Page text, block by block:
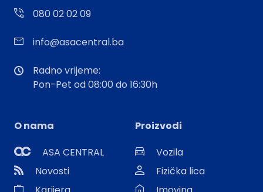
080 02 02 09
info@asacentral.ba
Radno vrijeme:
Pon-Pet od 08:00 do 16:30h
O nama
ASA CENTRAL
Novosti
Proizvodi
Vozila
Fizička lica